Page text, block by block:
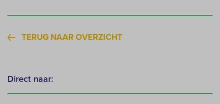
TERUG NAAR OVERZICHT
Direct naar: